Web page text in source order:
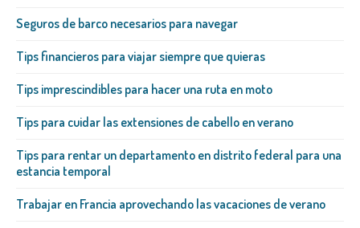
Seguros de barco necesarios para navegar
Tips financieros para viajar siempre que quieras
Tips imprescindibles para hacer una ruta en moto
Tips para cuidar las extensiones de cabello en verano
Tips para rentar un departamento en distrito federal para una
estancia temporal
Trabajar en Francia aprovechando las vacaciones de verano